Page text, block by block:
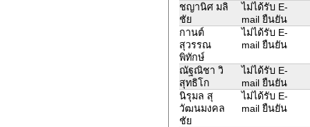
ชญานิศ มลิ
ชัย
ไม่ได้รับ E-
mail ยืนยัน
กานต์
สุวรรณ
พิทักษ์
ไม่ได้รับ E-
mail ยืนยัน
ณัฐณิชา วิ
สุทธิโก
ไม่ได้รับ E-
mail ยืนยัน
นิรุมล สุ
วัฒนมงคล
ชัย
ไม่ได้รับ E-
mail ยืนยัน